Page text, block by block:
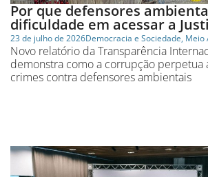
Por que defensores
dificuldade em acessar a
23 de julho de 2026Democracia e Sociedade, Meio
Novo relatório da Transparência
demonstra como a corrupção perpetua
crimes contra defensores ambientais